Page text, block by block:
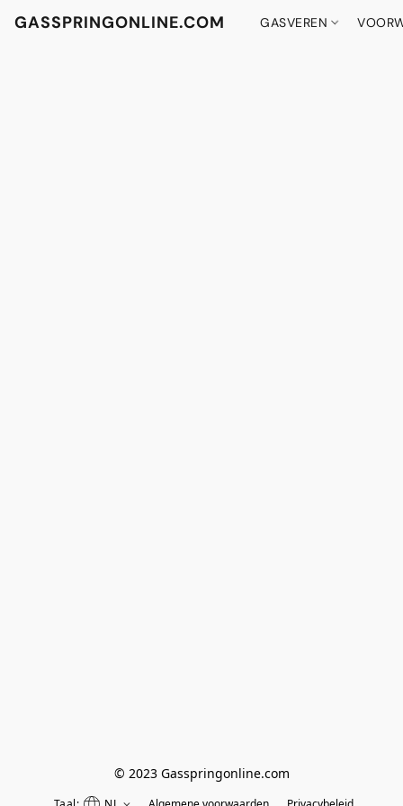
GASSPRINGONLINE.COM GASVEREN
© 2023 Gasspringonline.com